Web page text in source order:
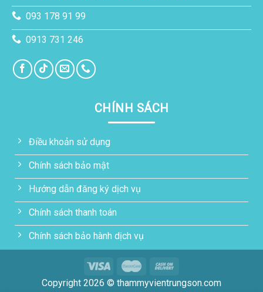
093 178 91 99
0913 731 246
CHÍNH SÁCH
Điều khoản sử dụng
Chính sách bảo mật
Hướng dẫn đăng ký dịch vụ
Chính sách thanh toán
Chính sách bảo hành dịch vụ
Copyright 2026 © thammyvientrungson.com